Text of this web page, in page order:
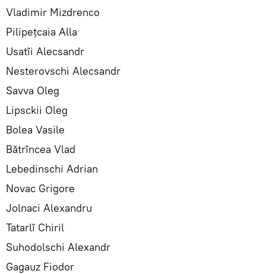
Vladimir Mizdrenco
Pilipețcaia Alla
Usatîi Alecsandr
Nesterovschi Alecsandr
Savva Oleg
Lipsckii Oleg
Bolea Vasile
Bătrîncea Vlad
Lebedinschi Adrian
Novac Grigore
Jolnaci Alexandru
Tatarlî Chiril
Suhodolschi Alexandr
Gagauz Fiodor